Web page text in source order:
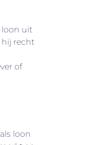
loon uit
recht
of
loon